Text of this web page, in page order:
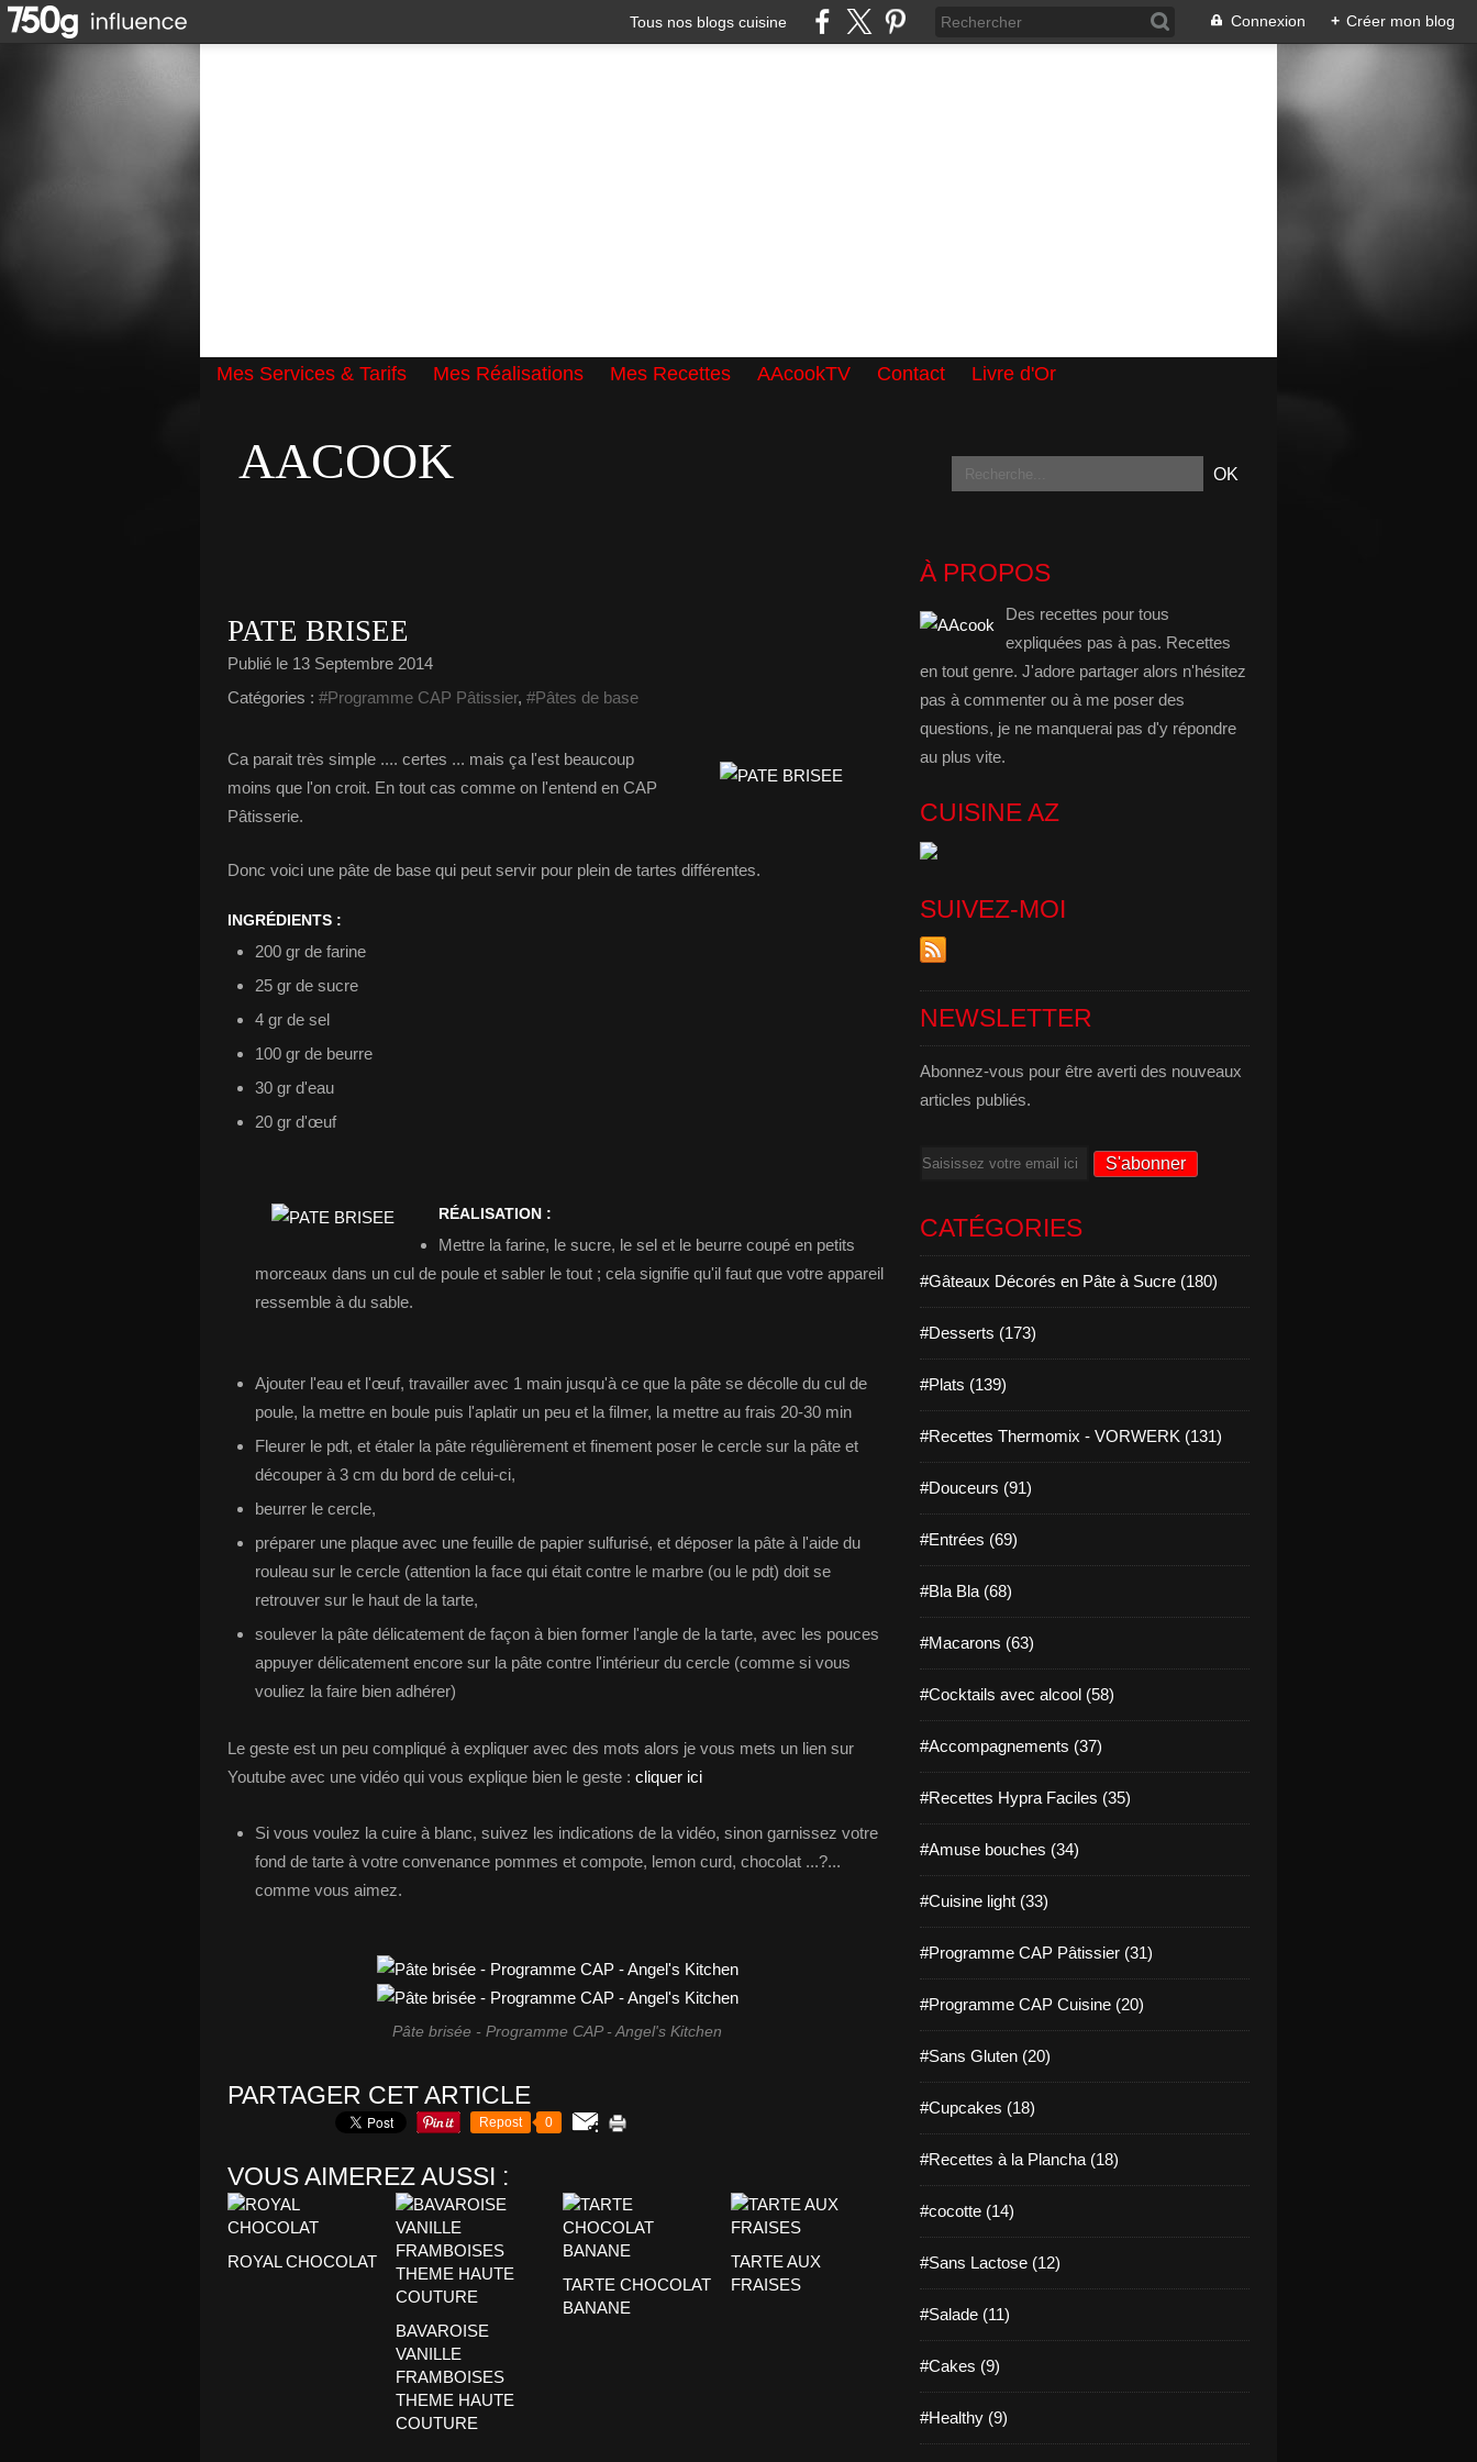
Tous nos blogs cuisine Connexion + Créer mon blog
Mes Services & Tarifs Mes Réalisations Mes Recettes AAcookTV Contact
Livre d'Or
AACOOK
PATE BRISEE
Publié le 13 Septembre 2014
Catégories : #Programme CAP Pâtissier, #Pâtes de base
Ca parait très simple .... certes ... mais ça l'est beaucoup
moins que l'on croit. En tout cas comme on l'entend en CAP
Pâtisserie.
Donc voici une pâte de base qui peut servir pour plein de tartes différentes.
INGRÉDIENTS :
200 gr de farine
25 gr de sucre
4 gr de sel
100 gr de beurre
30 gr d'eau
20 gr d'œuf
RÉALISATION :
Mettre la farine, le sucre, le sel et le beurre coupé en petits
morceaux dans un cul de poule et sabler le tout ; cela signifie qu'il faut que votre appareil
ressemble à du sable.
Ajouter l'eau et l'œuf, travailler avec 1 main jusqu'à ce que la pâte se décolle du cul de
poule, la mettre en boule puis l'aplatir un peu et la filmer, la mettre au frais 20-30 min
Fleurer le pdt, et étaler la pâte régulièrement et finement poser le cercle sur la pâte et
découper à 3 cm du bord de celui-ci,
beurrer le cercle,
préparer une plaque avec une feuille de papier sulfurisé, et déposer la pâte à l'aide du
rouleau sur le cercle (attention la face qui était contre le marbre (ou le pdt) doit se
retrouver sur le haut de la tarte,
soulever la pâte délicatement de façon à bien former l'angle de la tarte, avec les pouces
appuyer délicatement encore sur la pâte contre l'intérieur du cercle (comme si vous
vouliez la faire bien adhérer)
Le geste est un peu compliqué à expliquer avec des mots alors je vous mets un lien sur
Youtube avec une vidéo qui vous explique bien le geste : cliquer ici
Si vous voulez la cuire à blanc, suivez les indications de la vidéo, sinon garnissez votre
fond de tarte à votre convenance pommes et compote, lemon curd, chocolat ...?...
comme vous aimez.
Pâte brisée - Programme CAP - Angel's Kitchen
PARTAGER CET ARTICLE
Repost 0
VOUS AIMEREZ AUSSI :
ROYAL CHOCOLAT
BAVAROISE
VANILLE
FRAMBOISES
THEME HAUTE
COUTURE
TARTE CHOCOLAT
BANANE
TARTE AUX
FRAISES
À PROPOS
Des recettes pour tous
expliquées pas à pas. Recettes
en tout genre. J'adore partager alors n'hésitez
pas à commenter ou à me poser des
questions, je ne manquerai pas d'y répondre
au plus vite.
CUISINE AZ
SUIVEZ-MOI
NEWSLETTER
Abonnez-vous pour être averti des nouveaux
articles publiés.
Email
CATÉGORIES
#Gâteaux Décorés en Pâte à Sucre (180)
#Desserts (173)
#Plats (139)
#Recettes Thermomix - VORWERK (131)
#Douceurs (91)
#Entrées (69)
#Bla Bla (68)
#Macarons (63)
#Cocktails avec alcool (58)
#Accompagnements (37)
#Recettes Hypra Faciles (35)
#Amuse bouches (34)
#Cuisine light (33)
#Programme CAP Pâtissier (31)
#Programme CAP Cuisine (20)
#Sans Gluten (20)
#Cupcakes (18)
#Recettes à la Plancha (18)
#cocotte (14)
#Sans Lactose (12)
#Salade (11)
#Cakes (9)
#Healthy (9)